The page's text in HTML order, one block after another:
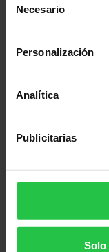
Necesario
Personalización
Analítica
Publicitarias
Solo
13/08/2026